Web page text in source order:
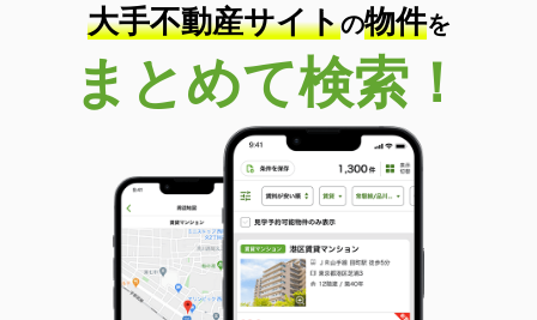
大手不動産サイトの物件を
まとめて検索！